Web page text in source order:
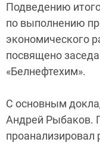
Подведению
по выполнению
экономического
посвящено
«Белнефтехим».
С основным
Андрей Рыбаков.
проанализировал